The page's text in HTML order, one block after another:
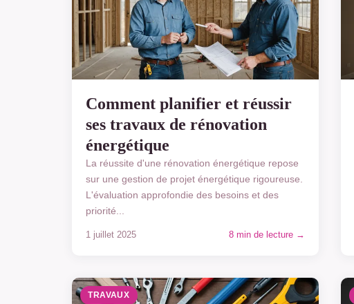
Comment planifier et réussir
ses travaux de rénovation
énergétique
La réussite d'une rénovation énergétique repose
sur une gestion de projet énergétique rigoureuse.
L'évaluation approfondie des besoins et des
priorité...
1 juillet 2025 8 min de lecture →
TRAVAUX